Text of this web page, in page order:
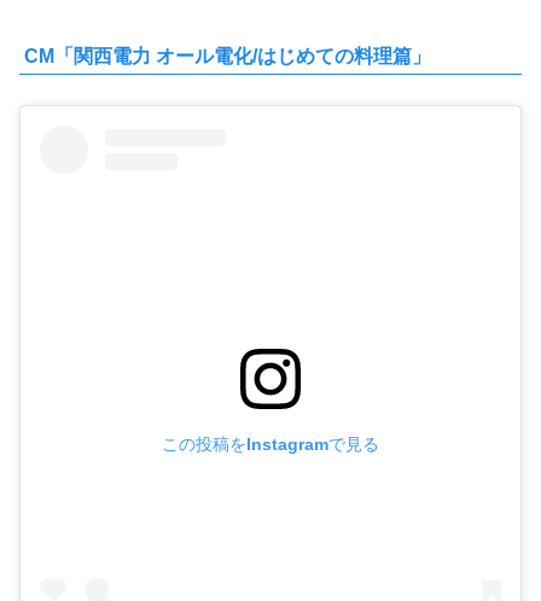
CM「関西電力 オール電化/はじめての料理篇」
この投稿をInstagramで見る